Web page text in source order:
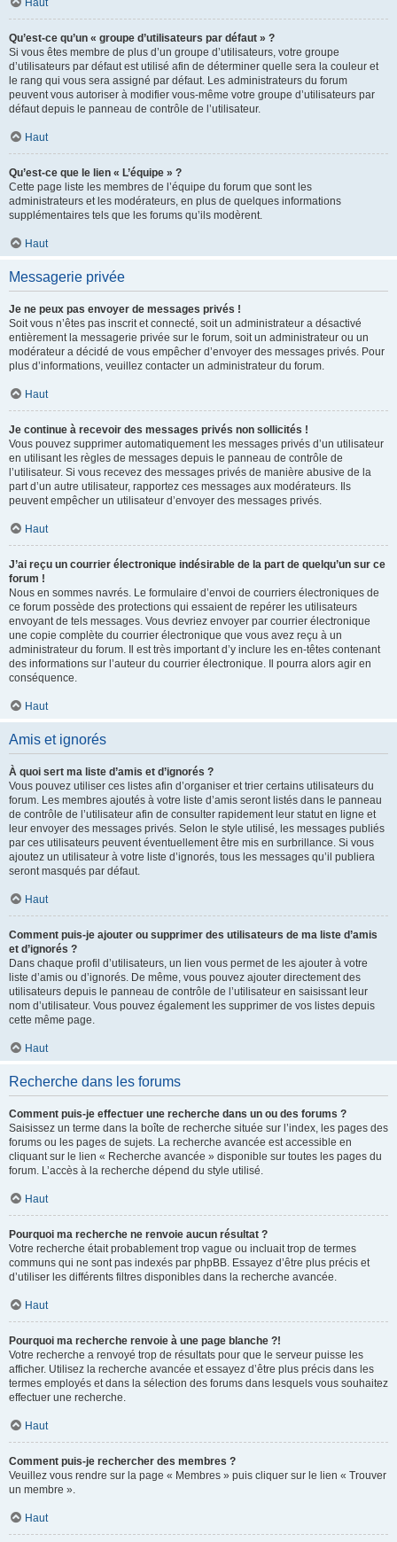
Haut
Qu’est-ce qu’un « groupe d’utilisateurs par défaut » ?
Si vous êtes membre de plus d’un groupe d’utilisateurs, votre groupe
d’utilisateurs par défaut est utilisé afin de déterminer quelle sera la couleur et
le rang qui vous sera assigné par défaut. Les administrateurs du forum
peuvent vous autoriser à modifier vous-même votre groupe d’utilisateurs par
défaut depuis le panneau de contrôle de l’utilisateur.
Haut
Qu’est-ce que le lien « L’équipe » ?
Cette page liste les membres de l’équipe du forum que sont les
administrateurs et les modérateurs, en plus de quelques informations
supplémentaires tels que les forums qu’ils modèrent.
Haut
Messagerie privée
Je ne peux pas envoyer de messages privés !
Soit vous n’êtes pas inscrit et connecté, soit un administrateur a désactivé
entièrement la messagerie privée sur le forum, soit un administrateur ou un
modérateur a décidé de vous empêcher d’envoyer des messages privés. Pour
plus d’informations, veuillez contacter un administrateur du forum.
Haut
Je continue à recevoir des messages privés non sollicités !
Vous pouvez supprimer automatiquement les messages privés d’un utilisateur
en utilisant les règles de messages depuis le panneau de contrôle de
l’utilisateur. Si vous recevez des messages privés de manière abusive de la
part d’un autre utilisateur, rapportez ces messages aux modérateurs. Ils
peuvent empêcher un utilisateur d’envoyer des messages privés.
Haut
J’ai reçu un courrier électronique indésirable de la part de quelqu’un sur ce
forum !
Nous en sommes navrés. Le formulaire d’envoi de courriers électroniques de
ce forum possède des protections qui essaient de repérer les utilisateurs
envoyant de tels messages. Vous devriez envoyer par courrier électronique
une copie complète du courrier électronique que vous avez reçu à un
administrateur du forum. Il est très important d’y inclure les en-têtes contenant
des informations sur l’auteur du courrier électronique. Il pourra alors agir en
conséquence.
Haut
Amis et ignorés
À quoi sert ma liste d’amis et d’ignorés ?
Vous pouvez utiliser ces listes afin d’organiser et trier certains utilisateurs du
forum. Les membres ajoutés à votre liste d’amis seront listés dans le panneau
de contrôle de l’utilisateur afin de consulter rapidement leur statut en ligne et
leur envoyer des messages privés. Selon le style utilisé, les messages publiés
par ces utilisateurs peuvent éventuellement être mis en surbrillance. Si vous
ajoutez un utilisateur à votre liste d’ignorés, tous les messages qu’il publiera
seront masqués par défaut.
Haut
Comment puis-je ajouter ou supprimer des utilisateurs de ma liste d’amis
et d’ignorés ?
Dans chaque profil d’utilisateurs, un lien vous permet de les ajouter à votre
liste d’amis ou d’ignorés. De même, vous pouvez ajouter directement des
utilisateurs depuis le panneau de contrôle de l’utilisateur en saisissant leur
nom d’utilisateur. Vous pouvez également les supprimer de vos listes depuis
cette même page.
Haut
Recherche dans les forums
Comment puis-je effectuer une recherche dans un ou des forums ?
Saisissez un terme dans la boîte de recherche située sur l’index, les pages des
forums ou les pages de sujets. La recherche avancée est accessible en
cliquant sur le lien « Recherche avancée » disponible sur toutes les pages du
forum. L’accès à la recherche dépend du style utilisé.
Haut
Pourquoi ma recherche ne renvoie aucun résultat ?
Votre recherche était probablement trop vague ou incluait trop de termes
communs qui ne sont pas indexés par phpBB. Essayez d’être plus précis et
d’utiliser les différents filtres disponibles dans la recherche avancée.
Haut
Pourquoi ma recherche renvoie à une page blanche ?!
Votre recherche a renvoyé trop de résultats pour que le serveur puisse les
afficher. Utilisez la recherche avancée et essayez d’être plus précis dans les
termes employés et dans la sélection des forums dans lesquels vous souhaitez
effectuer une recherche.
Haut
Comment puis-je rechercher des membres ?
Veuillez vous rendre sur la page « Membres » puis cliquer sur le lien « Trouver
un membre ».
Haut